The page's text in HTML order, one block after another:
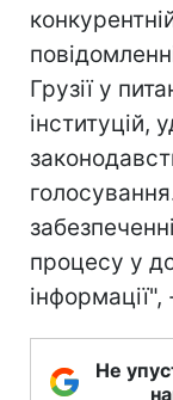
Грузії у
інституцій,
процесу у
Не